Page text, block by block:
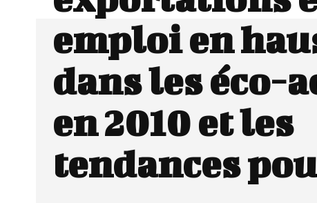
emploi en
dans les éco-
en 2010 et les
tendances